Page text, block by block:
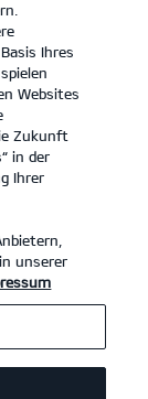
kombiniert
Klasse E.
Kraftstoffverbrauch
g/km. CO₂-Klasse
Ihres
Websites
Zukunft
in der
Ihrer
unserer